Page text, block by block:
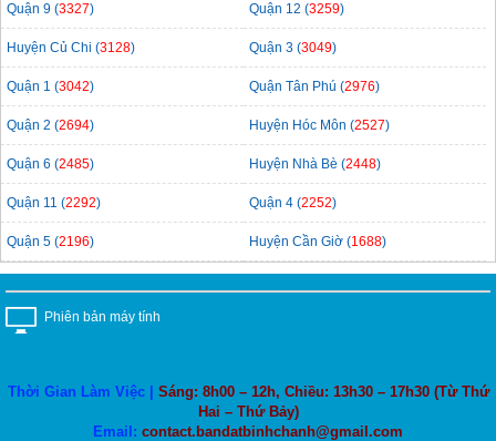
Quận 9 (3327) Quận 12 (3259)
Huyện Củ Chi (3128) Quận 3 (3049)
Quận 1 (3042) Quận Tân Phú (2976)
Quận 2 (2694) Huyện Hóc Môn (2527)
Quận 6 (2485) Huyện Nhà Bè (2448)
Quận 11 (2292) Quận 4 (2252)
Quận 5 (2196) Huyện Cần Giờ (1688)
Phiên bản máy tính
Thời Gian Làm Việc | Sáng: 8h00 – 12h, Chiều: 13h30 – 17h30 (Từ Thứ
Hai – Thứ Bảy)
Email: contact.bandatbinhchanh@gmail.com